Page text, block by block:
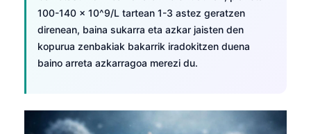
100-140 × 10^9/L tartean 1-3 astez geratzen
direnean, baina sukarra eta azkar jaisten den
kopurua zenbakiak bakarrik iradokitzen duena
baino arreta azkarragoa merezi du.